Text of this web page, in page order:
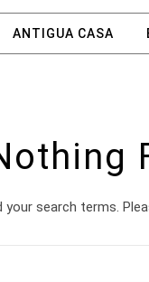
ANTIGUA CASA
your search terms.